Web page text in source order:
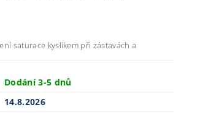
saturace kyslíkem při zástavách a
Dodání 3-5 dnů
14.8.2026